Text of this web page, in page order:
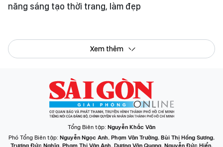
năng sáng tạo thời trang, làm đẹp
Xem thêm
Tổng Biên tập: Nguyễn Khắc Văn
Phó Tổng Biên tập: Nguyễn Ngọc Anh, Phạm Văn Trường, Bùi Thị Hồng Sương,
Trương Đức Nghĩa, Phạm Thị Vân Anh, Dương Văn Quang, Nguyễn Đức Hiển,